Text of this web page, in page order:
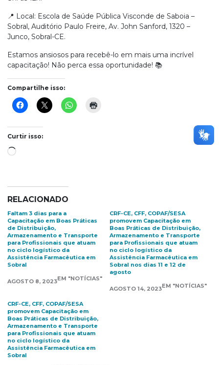
📍 Local: Escola de Saúde Pública Visconde de Saboia –
Sobral, Auditório Paulo Freire, Av. John Sanford, 1320 –
Junco, Sobral-CE.
Estamos ansiosos para recebê-lo em mais uma incrível
capacitação! Não perca essa oportunidade! 📚
Compartilhe isso:
Curtir isso:
Carregando...
RELACIONADO
Faltam 3 dias para a
Capacitação em Boas Práticas
de Distribuição,
Armazenamento e Transporte
para Profissionais que atuam
no ciclo logístico da
Assistência Farmacêutica em
Sobral
AGOSTO 8, 2023EM "NOTÍCIAS"
CRF-CE, CFF, COPAF/SESA
promovem Capacitação em
Boas Práticas de Distribuição,
Armazenamento e Transporte
para Profissionais que atuam
no ciclo logístico da
Assistência Farmacêutica em
Sobral nos dias 11 e 12 de
agosto
AGOSTO 14, 2023EM "NOTÍCIAS"
CRF-CE, CFF, COPAF/SESA
promovem Capacitação em
Boas Práticas de Distribuição,
Armazenamento e Transporte
para Profissionais que atuam
no ciclo logístico da
Assistência Farmacêutica em
Sobral